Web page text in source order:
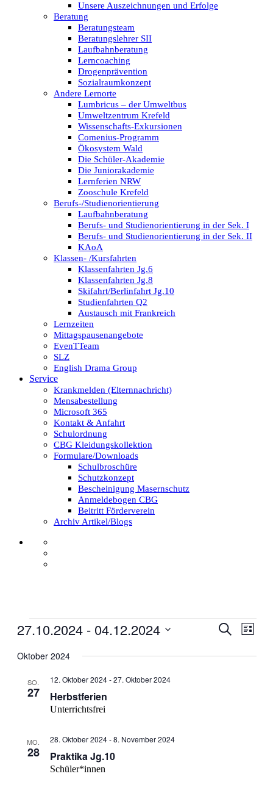
Unsere Auszeichnungen und Erfolge
Beratung
Beratungsteam
Beratungslehrer SII
Laufbahnberatung
Lerncoaching
Drogenprävention
Sozialraumkonzept
Andere Lernorte
Lumbricus – der Umweltbus
Umweltzentrum Krefeld
Wissenschafts-Exkursionen
Comenius-Programm
Ökosystem Wald
Die Schüler-Akademie
Die Juniorakademie
Lernferien NRW
Zooschule Krefeld
Berufs-/Studienorientierung
Laufbahnberatung
Berufs- und Studienorientierung in der Sek. I
Berufs- und Studienorientierung in der Sek. II
KAoA
Klassen- /Kursfahrten
Klassenfahrten Jg.6
Klassenfahrten Jg.8
Skifahrt/Berlinfahrt Jg.10
Studienfahrten Q2
Austausch mit Frankreich
Lernzeiten
Mittagspausenangebote
EvenTTeam
SLZ
English Drama Group
Service
Krankmelden (Elternnachricht)
Mensabestellung
Microsoft 365
Kontakt & Anfahrt
Schulordnung
CBG Kleidungskollektion
Formulare/Downloads
Schulbroschüre
Schutzkonzept
Bescheinigung Masernschutz
Anmeldebogen CBG
Beitritt Förderverein
Archiv Artikel/Blogs
Veranstaltungen
und
Suche
Liste
27.10.2024 - 04.12.2024
wählen.
Oktober 2024
SO.
27 Herbstferien
12. Oktober 2024-27. Oktober 2024
Unterrichtsfrei
MO.
28 Praktika Jg.10
28. Oktober 2024-8. November 2024
Schüler*innen